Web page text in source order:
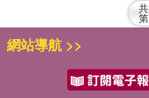
共
第
網站導航 >>